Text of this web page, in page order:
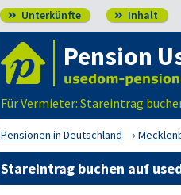
 Unterkünfte  Inhalt
Pension
Für Vermieter: Stareintrag
Pensionen in Deutschland
Stareintrag buchen auf